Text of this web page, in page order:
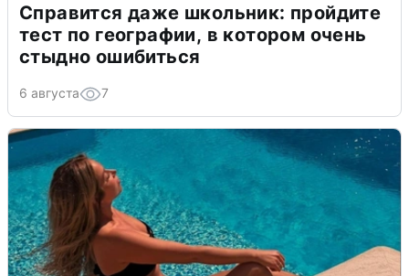
Справится даже школьник: пройдите
тест по географии, в котором очень
стыдно ошибиться
6 августа 7